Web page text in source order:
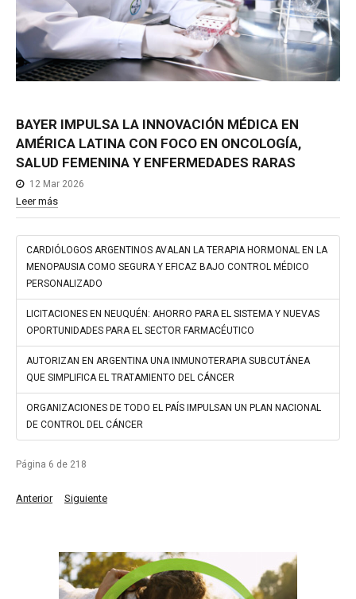
BAYER IMPULSA LA INNOVACIÓN MÉDICA EN
AMÉRICA LATINA CON FOCO EN ONCOLOGÍA,
SALUD FEMENINA Y ENFERMEDADES RARAS
12 Mar 2026
Leer más
CARDIÓLOGOS ARGENTINOS AVALAN LA TERAPIA HORMONAL EN LA
MENOPAUSIA COMO SEGURA Y EFICAZ BAJO CONTROL MÉDICO
PERSONALIZADO
LICITACIONES EN NEUQUÉN: AHORRO PARA EL SISTEMA Y NUEVAS
OPORTUNIDADES PARA EL SECTOR FARMACÉUTICO
AUTORIZAN EN ARGENTINA UNA INMUNOTERAPIA SUBCUTÁNEA
QUE SIMPLIFICA EL TRATAMIENTO DEL CÁNCER
ORGANIZACIONES DE TODO EL PAÍS IMPULSAN UN PLAN NACIONAL
DE CONTROL DEL CÁNCER
Página 6 de 218
Anterior Siguiente